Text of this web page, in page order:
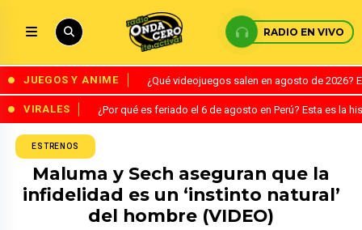
RADIO EN VIVO
JUEGOS Y ANIME ¿Qué videojuegos salen en agosto de
VIRALES ¿Por qué es feriado el 6 de agosto en Perú? Esta es la
ESTRENOS
Maluma y Sech aseguran que la
infidelidad es un ‘instinto natural’
del hombre (VIDEO)